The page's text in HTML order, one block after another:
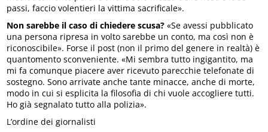
passi, faccio volentieri la vittima sacrificale».
Non sarebbe il caso di chiedere scusa? «Se avessi pubblicato
una persona ripresa in volto sarebbe un conto, ma così non è
riconoscibile». Forse il post (non il primo del genere in realtà) è
quantomento sconveniente. «Mi sembra tutto ingigantito, ma
mi fa comunque piacere aver ricevuto parecchie telefonate di
sostegno. Sono arrivate anche tante minacce, anche di morte,
modo in cui si esplicita la filosofia di chi vuole accogliere tutti.
Ho già segnalato tutto alla polizia».
L’ordine dei giornalisti